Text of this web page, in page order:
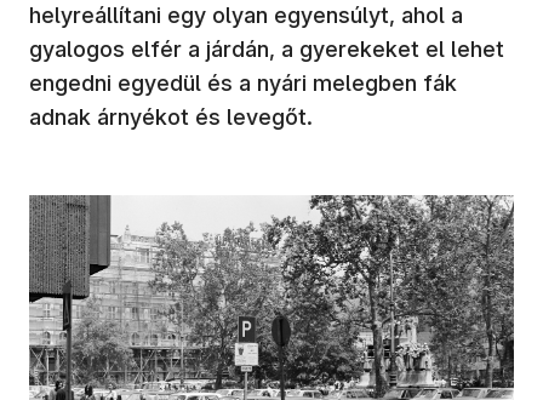
helyreállítani egy olyan egyensúlyt, ahol a
gyalogos elfér a járdán, a gyerekeket el lehet
engedni egyedül és a nyári melegben fák
adnak árnyékot és levegőt.